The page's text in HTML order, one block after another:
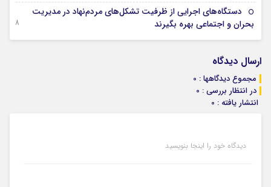
دستگاه‌های اجرایی از ظرفیت تشکل‌های مردم‌نهاد در مدیریت
بحران و اجتماعی بهره بگیرند
28 جولای 2026
ارسال دیدگاه
مجموع دیدگاهها : 0
در انتظار بررسی : 0
انتشار یافته : 0
دیدگاه خود را اینجا بنویسید